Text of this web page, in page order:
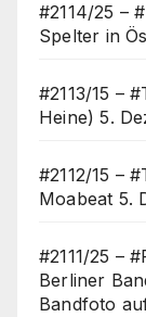
#2114/25 –
Spelter in
#2113/15 –
Heine) 5.
#2112/15 –
Moabeat 5.
#2111/25 –
Berliner
Bandfoto